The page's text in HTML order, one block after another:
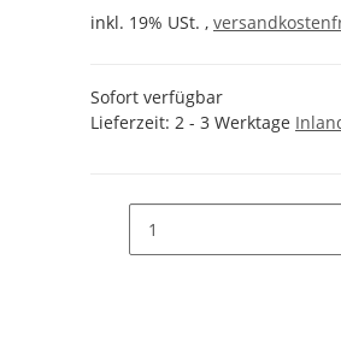
inkl. 19% USt. ,
Sofort verfügbar
Lieferzeit: 2 - 3 Werktage